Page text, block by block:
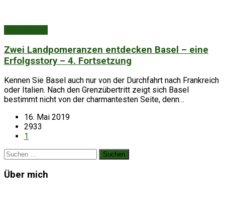
Zwei Landpomeranzen entdecken Basel – eine
Erfolgsstory – 4. Fortsetzung
Kennen Sie Basel auch nur von der Durchfahrt nach Frankreich
oder Italien. Nach den Grenzübertritt zeigt sich Basel
bestimmt nicht von der charmantesten Seite, denn…
16. Mai 2019
2933
1
Suchen
Über mich